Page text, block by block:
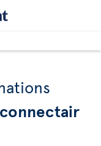
connectair